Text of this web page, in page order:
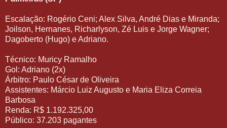
Escalação: Rogério Ceni; Alex Silva, André Dias e Miranda;
Joilson, Hernanes, Richarlyson, Zé Luis e Jorge Wagner;
Dagoberto (Hugo) e Adriano.
Técnico: Muricy Ramalho
Gol: Adriano (2x)
Árbitro: Paulo César de Oliveira
Assistentes: Márcio Luiz Augusto e Maria Eliza Correia
Barbosa
Renda: R$ 1.192.325,00
Público: 37.203 pagantes